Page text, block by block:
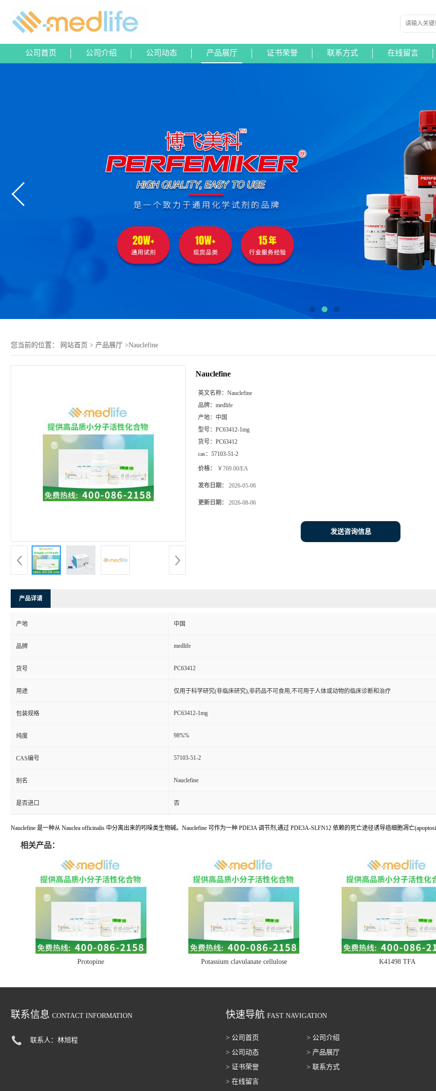
公司首页 公司介绍 公司动态 产品展厅 证书荣誉 联系方式 在线留言
您当前的位置： 网站首页 > 产品展厅 >Nauclefine
Nauclefine
英文名称： Nauclefine
品牌： medlife
产地： 中国
型号： PC63412-1mg
货号： PC63412
cas： 57103-51-2
价格： ￥769.00/EA
发布日期： 2026-05-06
更新日期： 2026-08-06
发送咨询信息
产品详请
产地 中国
品牌 medlife
货号 PC63412
用途 仅用于科学研究(非临床研究),非药品不可食用,不可用于人体或动物的临床诊断和治疗
包装规格 PC63412-1mg
纯度 98%%
CAS编号 57103-51-2
别名 Nauclefine
是否进口 否
Nauclefine 是一种从 Nauclea officinalis 中分离出来的吲哚类生物碱。Nauclefine 可作为一种 PDE3A 调节剂,通过 PDE3A-SLFN12 依赖的死亡途径诱导癌细胞凋亡
相关产品：
Protopine Potassium clavulanate cellulose K41498 TFA
联系信息 CONTACT INFORMATION
联系人：林旭程
快速导航 FAST NAVIGATION
> 公司首页
> 公司介绍
> 公司动态
> 产品展厅
> 证书荣誉
> 联系方式
> 在线留言